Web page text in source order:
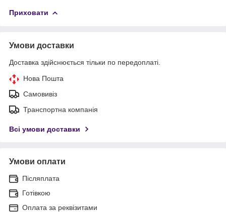
Приховати
Умови доставки
Доставка здійснюється тільки по передоплаті.
Нова Пошта
Самовивіз
Транспортна компанія
Всі умови доставки
Умови оплати
Післяплата
Готівкою
Оплата за реквізитами